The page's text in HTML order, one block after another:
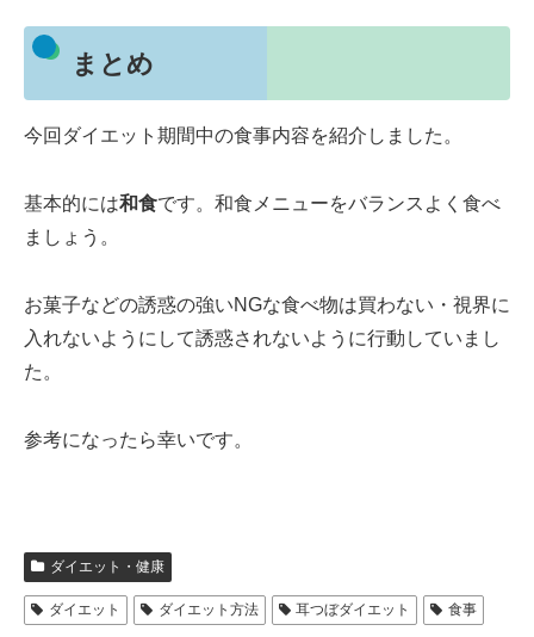
まとめ
今回ダイエット期間中の食事内容を紹介しました。
基本的には和食です。和食メニューをバランスよく食べ
ましょう。
お菓子などの誘惑の強いNGな食べ物は買わない・視界に
入れないようにして誘惑されないように行動していまし
た。
参考になったら幸いです。
ダイエット・健康
ダイエット ダイエット方法 耳つぼダイエット 食事